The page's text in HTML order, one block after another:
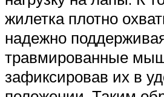
жилетка плотно
надежно
травмированные
зафиксировав их в